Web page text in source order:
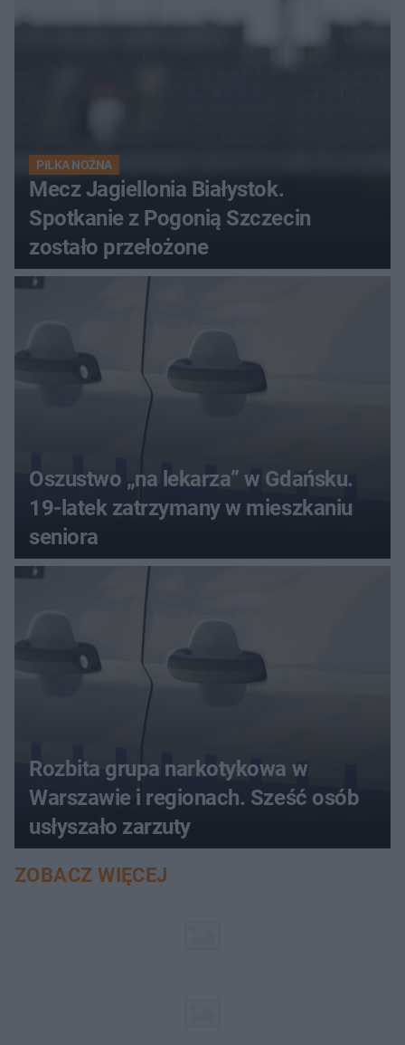
PIŁKA NOŻNA
Mecz Jagiellonia Białystok.
Spotkanie z Pogonią Szczecin
zostało przełożone
Oszustwo „na lekarza” w Gdańsku.
19-latek zatrzymany w mieszkaniu
seniora
Rozbita grupa narkotykowa w
Warszawie i regionach. Sześć osób
usłyszało zarzuty
ZOBACZ WIĘCEJ